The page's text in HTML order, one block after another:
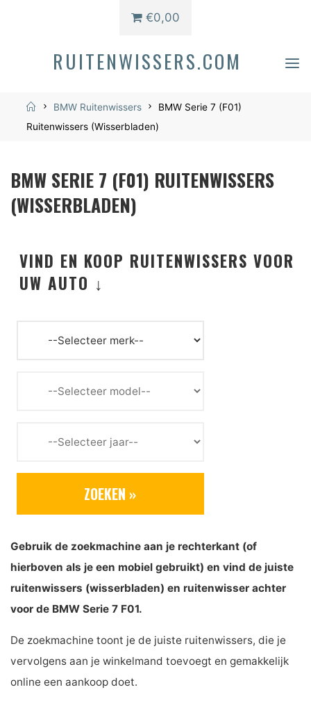
RUITENWISSERS.COM
€0,00
HomeBMW Ruitenwissers
BMW Serie 7 (F01)
Ruitenwissers (Wisserbladen)
BMW SERIE 7 (F01) RUITENWISSERS
(WISSERBLADEN)
VIND EN KOOP RUITENWISSERS VOOR
UW AUTO ↓
Gebruik de zoekmachine aan je rechterkant (of
hierboven als je een mobiel gebruikt) en vind de juiste
ruitenwissers (wisserbladen) en ruitenwisser achter
voor de BMW Serie 7 F01.
De zoekmachine toont je de juiste ruitenwissers, die je
vervolgens aan je winkelmand toevoegt en gemakkelijk
online een aankoop doet.